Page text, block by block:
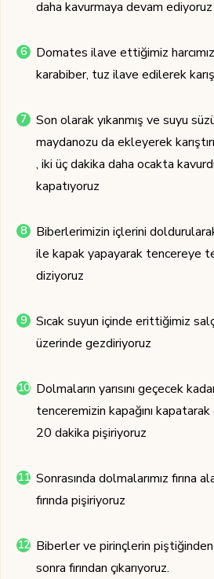
daha kavurmaya devam ediyoruz
Domates ilave ettiğimiz
karabiber, tuz ilave edilerek
Son olarak yıkanmış ve suyu
maydanozu da ekleyerek
, iki üç dakika daha ocakta
kapatıyoruz
Biberlerimizin içlerini
ile kapak yapayarak tencereye
diziyoruz
Sıcak suyun içinde erittiğimiz
üzerinde gezdiriyoruz
Dolmaların yarısını geçecek
tenceremizin kapağını
20 dakika pişiriyoruz
Sonrasında dolmalarımız fırına
fırında pişiriyoruz
Biberler ve pirinçlerin
sonra fırından çıkarıyoruz.